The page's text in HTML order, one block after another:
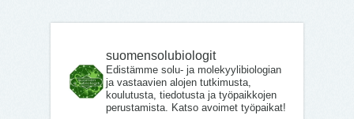
suomensolubiologit
Edistämme solu- ja molekyylibiologian
ja vastaavien alojen tutkimusta,
koulutusta, tiedotusta ja työpaikkojen
perustamista. Katso avoimet työpaikat!